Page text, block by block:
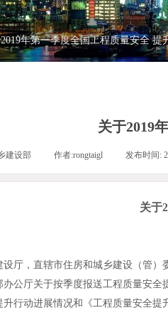
年第一季度全国工程质量安全 提
关于2019
建设部 作者:rongtaigl 发布时间:
关于
厅，直辖市住房和城乡建设（管
厅关于按季度报送工程质量安全
行动进展情况和《工程质量安全提